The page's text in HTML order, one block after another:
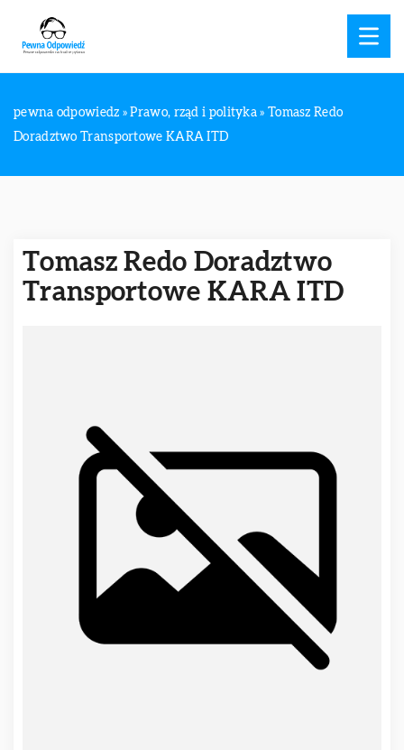
pewna odpowiedz »Prawo, rząd i polityka » Tomasz Redo
Doradztwo Transportowe KARA ITD
Tomasz Redo Doradztwo
Transportowe KARA ITD